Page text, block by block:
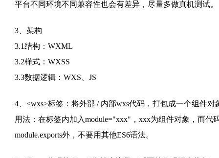
平台不同环境不同兼容性也会有差异，尽量多做真机测试。
3、架构
3.1结构：WXML
3.2样式：WXSS
3.3数据逻辑：WXS、JS
4、<wxs>标签：将外部 / 内部wxs代码，打包成一个组件对
用法：在标签内加入module="xxx"，xxx为组件对象，而
module.exports外，不要用其他ES6语法。